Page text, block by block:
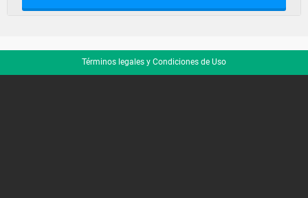
Términos legales y Condiciones de Uso